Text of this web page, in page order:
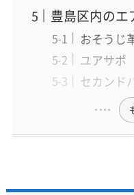
豊島区内のエ
おそうじ
ユアサポ
セカンド